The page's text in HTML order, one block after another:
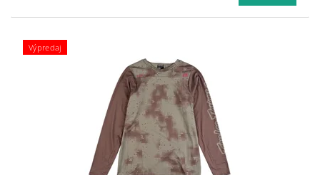
Výpredaj